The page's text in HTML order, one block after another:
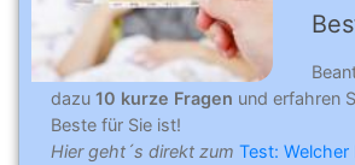
dazu 10 kurze Fragen und erfahren
Beste für Sie ist!
Hier geht´s direkt zum Test: